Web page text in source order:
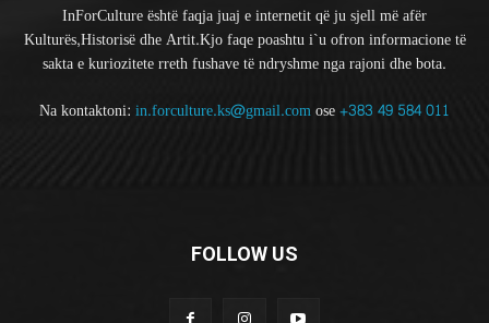
InForCulture është faqja juaj e internetit që ju sjell më afër
Kulturës,Historisë dhe Artit.Kjo faqe poashtu i`u ofron informacione të
sakta e kuriozitete rreth fushave të ndryshme nga rajoni dhe bota.
Na kontaktoni: in.forculture.ks@gmail.comose+383 49 584 011
FOLLOW US